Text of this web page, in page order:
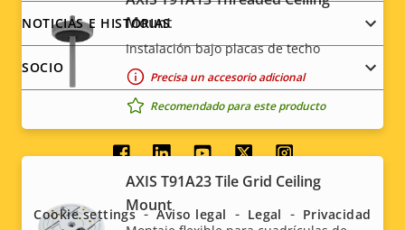
Clasificación IP IP42
Diseñado para repintar Sí
Sostenibilidad PVC free
Mount
Instalación bajo placas de techo
Precisa un accesorio adicional
Recomendado para este producto
AXIS T91A23 Tile Grid Ceiling
Mount
NOTICIAS E HISTORIAS
SOCIO
Social
menu
Cookie settings Aviso legal Legal Privacidad